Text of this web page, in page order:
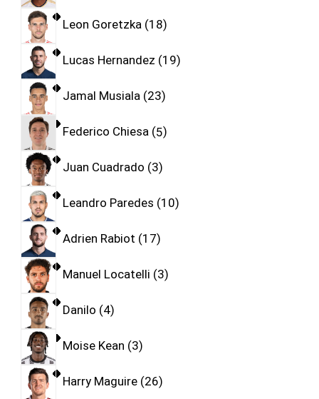
Leon Goretzka 18
Lucas Hernandez 19
Jamal Musiala 23
Federico Chiesa 5
Juan Cuadrado 3
Leandro Paredes 10
Adrien Rabiot 17
Manuel Locatelli 3
Danilo 4
Moise Kean 3
Harry Maguire 26